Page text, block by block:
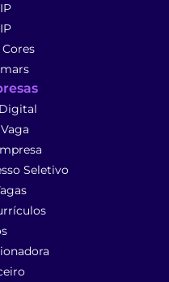
Seletivo